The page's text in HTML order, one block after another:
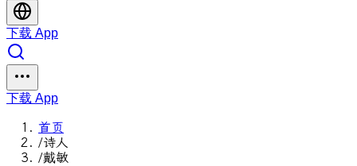
下载 App
下载 App
首页
/诗人
/戴敏